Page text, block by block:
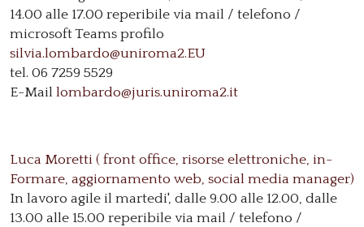
14.00 alle 17.00 reperibile via mail / telefono /
microsoft Teams profilo
silvia.lombardo@uniroma2.EU
tel. 06 7259 5529
E-Mail lombardo@juris.uniroma2.it
Luca Moretti ( front office, risorse elettroniche, in-
Formare, aggiornamento web, social media manager)
In lavoro agile il martedi', dalle 9.00 alle 12.00, dalle
13.00 alle 15.00 reperibile via mail / telefono /